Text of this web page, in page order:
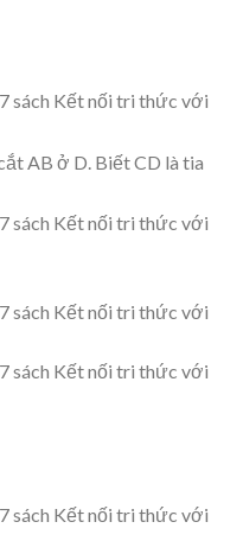
AB ở D. Biết CD là tia